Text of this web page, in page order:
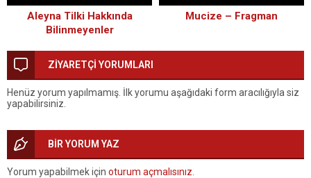
Aleyna Tilki Hakkında
Bilinmeyenler
Mucize – Fragman
ZİYARETÇİ YORUMLARI
Henüz yorum yapılmamış. İlk yorumu aşağıdaki form aracılığıyla siz
yapabilirsiniz.
BİR YORUM YAZ
Yorum yapabilmek için oturum açmalısınız